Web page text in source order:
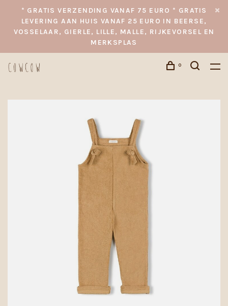
* GRATIS VERZENDING VANAF 75 EURO * GRATIS
LEVERING AAN HUIS VANAF 25 EURO IN BEERSE,
VOSSELAAR, GIERLE, LILLE, MALLE, RIJKEVORSEL EN
MERKSPLAS
0